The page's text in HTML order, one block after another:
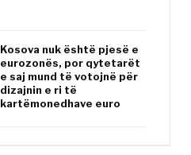
Kosova nuk është pjesë e
eurozonës, por qytetarët
e saj mund të votojnë për
dizajnin e ri të
kartëmonedhave euro